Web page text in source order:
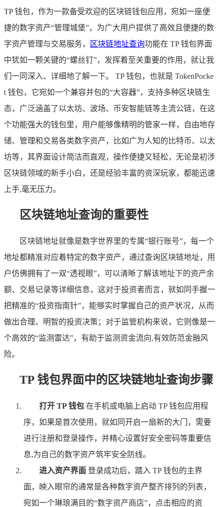
TP 钱包，作为一款备受欢迎的区块链钱包应用，宛如一座便
捷的数字资产“管理城堡”，为广大用户提供了高效且便捷的数
字资产管理与交易服务，
区块链地址查询功能在 TP 钱包界面
中犹如一颗关键的“螺丝钉”，发挥着至关重要的作用，就让我
们一同深入、详细地了解一下。 TP 钱包，也就是 TokenPocke
t 钱包，它宛如一个兼容并包的“大容器”，支持多种区块链生
态，广泛涵盖了以太坊、波场、币安智能链等主流公链，在这
个功能强大的钱包里，用户能够像精明的管家一样，自由地存
储、管理和交易各类数字资产，比如广为人知的比特币、以太
坊等，其界面设计简洁而直观，操作便捷又轻松，无论是初涉
区块链领域的新手小白，还是经验丰富的资深玩家，都能迅速
上手,毫无压力。
区块链地址查询的重要性
区块链地址就像是数字世界里的专属“银行账号”，每一个
地址都精准对应着特定的数字资产，通过查询区块链地址，用
户仿佛拥有了一双“透视眼”，可以清晰了解该地址下的资产余
额、交易记录等详细信息，这对于投资者而言，就如同手握一
把精准的“投资指南针”，能够实时掌握自己的资产状况，从而
做出合理、明智的投资决策；对于监管机构来说，它则像是一
个高效的“监测雷达”，有助于监测资金流向,有效防范金融风
险。
TP 钱包界面中的区块链地址查询步骤
打开 TP 钱包 在手机或电脑上启动 TP 钱包应用程
序，如果是首次使用，就如同开启一扇新的大门，需要
进行注册和登录操作，并精心设置好安全密码等重要信
息,为自己的数字资产筑牢安全防线。
进入资产界面 登录成功后，踏入 TP 钱包的主界
面，映入眼帘的通常是各种数字资产整齐排列的列表，
宛如一个琳琅满目的“数字资产商店”，点击相应的资